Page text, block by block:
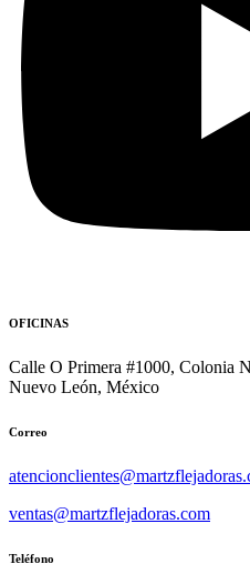
OFICINAS
Calle O Primera #1000, Colonia
Nuevo León, México
Correo
ventas@martzflejadoras.com
Teléfono